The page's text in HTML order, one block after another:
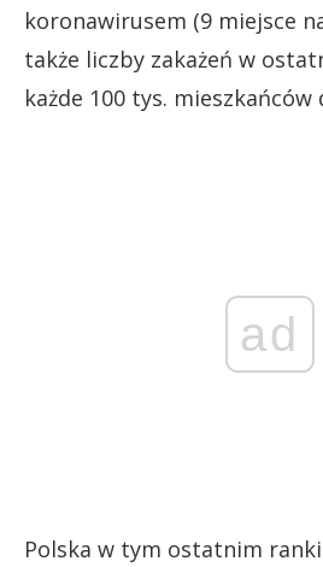
koronawirusem (9 miejsce
także liczby zakażeń w
każde 100 tys. mieszkańców
ad
Polska w tym ostatnim